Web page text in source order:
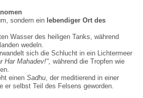
nomen
sondern ein lebendiger Ort des
Wasser des heiligen Tanks, während
wedeln.
sich die Schlucht in ein Lichtermeer
Har Mahadev!", während die Tropfen wie
einen Sadhu, der meditierend in einer
er selbst Teil des Felsens geworden.